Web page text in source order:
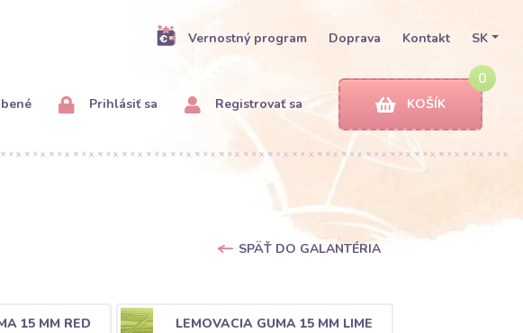
Vernostný program Doprava Kontakt SK
Prihlásiť sa Registrovať sa
0
KOŠÍK
SPÄŤ DO GALANTÉRIA
15 MM RED LEMOVACIA GUMA 15 MM LIME